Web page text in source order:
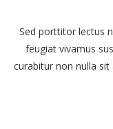
Sed porttitor lectus
feugiat vivamus
curabitur non nulla